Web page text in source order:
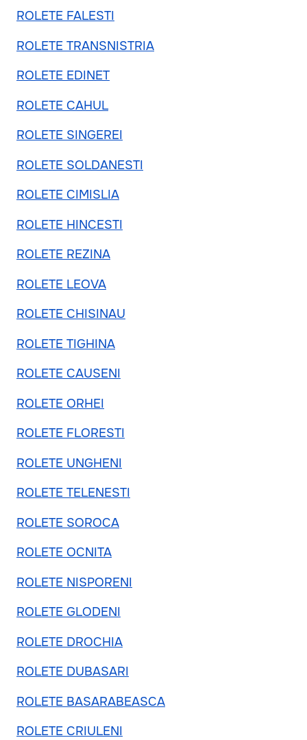
ROLETE FALESTI
ROLETE TRANSNISTRIA
ROLETE EDINET
ROLETE CAHUL
ROLETE SINGEREI
ROLETE SOLDANESTI
ROLETE CIMISLIA
ROLETE HINCESTI
ROLETE REZINA
ROLETE LEOVA
ROLETE CHISINAU
ROLETE TIGHINA
ROLETE CAUSENI
ROLETE ORHEI
ROLETE FLORESTI
ROLETE UNGHENI
ROLETE TELENESTI
ROLETE SOROCA
ROLETE OCNITA
ROLETE NISPORENI
ROLETE GLODENI
ROLETE DROCHIA
ROLETE DUBASARI
ROLETE BASARABEASCA
ROLETE CRIULENI